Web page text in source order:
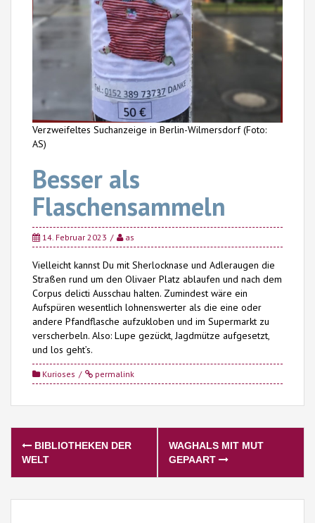
Verzweifeltes Suchanzeige in Berlin-Wilmersdorf (Foto:
AS)
Besser als
Flaschensammeln
14. Februar 2023 as
Vielleicht kannst Du mit Sherlocknase und Adleraugen die
Straßen rund um den Olivaer Platz ablaufen und nach dem
Corpus delicti Ausschau halten. Zumindest wäre ein
Aufspüren wesentlich lohnenswerter als die eine oder
andere Pfandflasche aufzukloben und im Supermarkt zu
verscherbeln. Also: Lupe gezückt, Jagdmütze aufgesetzt,
und los geht’s.
Kurioses permalink
Post
navigation
BIBLIOTHEKEN DER
WELT
WAGHALS MIT MUT
GEPAART